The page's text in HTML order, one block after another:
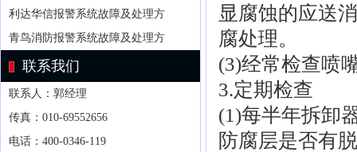
利达华信报警系统故障及处理方
青鸟消防报警系统故障及处理方
联系我们
联系人：郭经理
传真：010-69552656
电话：400-0346-119
显腐蚀的应送
腐处理。
(3)经常检查喷
3.定期检查
(1)每半年拆卸
防腐层是否有